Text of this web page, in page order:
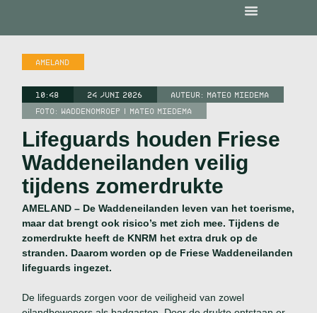
AMELAND
10:48 24 JUNI 2026 AUTEUR:MATEO MIEDEMA
FOTO: WADDENOMROEP | MATEO MIEDEMA
Lifeguards houden Friese
Waddeneilanden veilig
tijdens zomerdrukte
AMELAND – De Waddeneilanden leven van het toerisme,
maar dat brengt ook risico’s met zich mee. Tijdens de
zomerdrukte heeft de KNRM het extra druk op de
stranden. Daarom worden op de Friese Waddeneilanden
lifeguards ingezet.
De lifeguards zorgen voor de veiligheid van zowel